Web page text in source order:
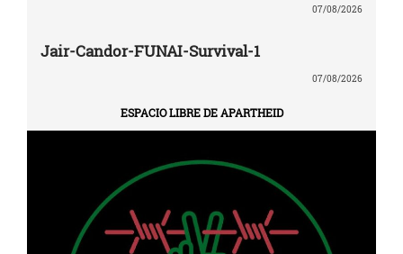
07/08/2026
Jair-Candor-FUNAI-Survival-1
07/08/2026
ESPACIO LIBRE DE APARTHEID